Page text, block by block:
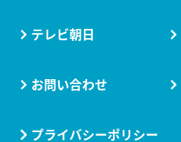
テレビ朝日
お問い合わせ
プライバシーポリシー